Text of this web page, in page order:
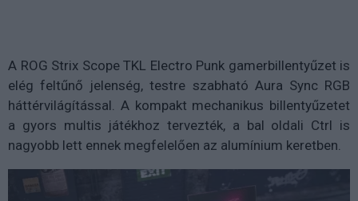
A ROG Strix Scope TKL Electro Punk gamerbillentyűzet is
elég feltűnő jelenség, testre szabható Aura Sync RGB
háttérvilágítással. A kompakt mechanikus billentyűzetet
a gyors multis játékhoz tervezték, a bal oldali Ctrl is
nagyobb lett ennek megfelelően az alumínium keretben.